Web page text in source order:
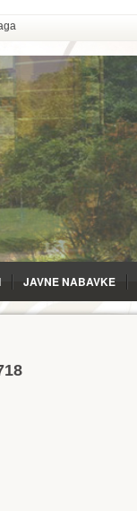
JAVNE NABAVKE